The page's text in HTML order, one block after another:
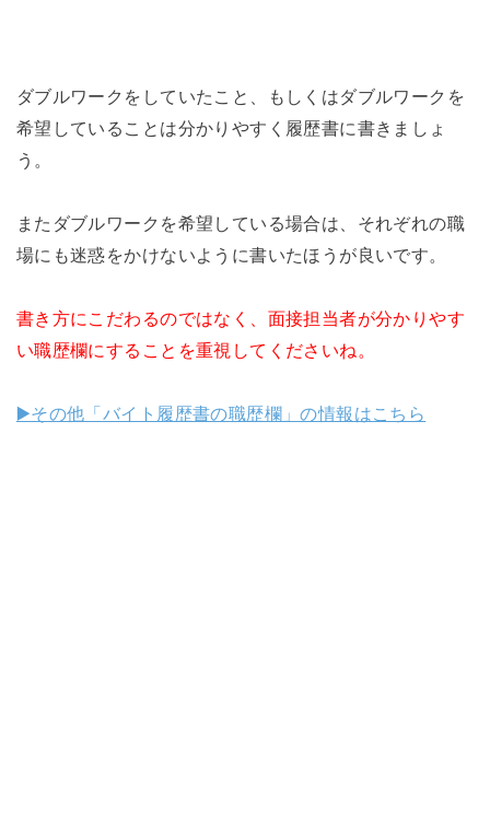
ダブルワークをしていたこと、もしくはダブルワークを
希望していることは分かりやすく履歴書に書きましょ
う。
またダブルワークを希望している場合は、それぞれの職
場にも迷惑をかけないように書いたほうが良いです。
書き方にこだわるのではなく、面接担当者が分かりやす
い職歴欄にすることを重視してくださいね。
▶️その他「バイト履歴書の職歴欄」の情報はこちら